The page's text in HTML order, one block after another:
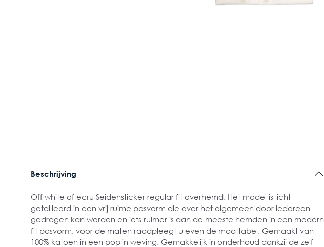
Beschrijving
Off white of ecru Seidensticker regular fit overhemd. Het model is licht
getailleerd in een vrij ruime pasvorm die over het algemeen door iedereen
gedragen kan worden en iets ruimer is dan de meeste hemden in een modern
fit pasvorm, voor de maten raadpleegt u even de maattabel. Gemaakt van
100% katoen in een poplin weving. Gemakkelijk in onderhoud dankzij de zelf